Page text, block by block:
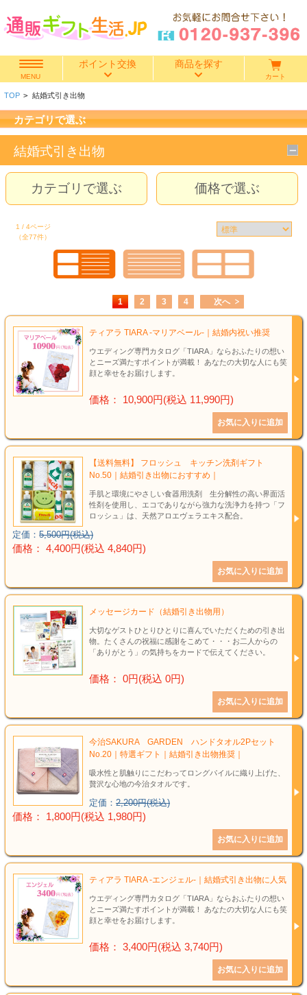
MENU
ポイント交換 商品を探す
快気祝い
香典返し
出産内祝い
結婚内祝い
結婚引き出物
新築祝い
初盆・新盆
プレゼント
長寿のお祝い
各種記念品
カタログ
その他
カート
TOP > 結婚式引き出物
カテゴリで選ぶ
結婚式引き出物
カテゴリで選ぶ 価格で選ぶ
1 / 4ページ
（全77件）
1 2 3 4 次へ
ティアラ TIARA -マリアベール-｜結婚内祝い推奨
ウエディング専門カタログ「TIARA」ならおふたりの想い
とニーズ満たすポイントが満載！ あなたの大切な人にも笑
顔と幸せをお届けします。
価格： 10,900円(税込 11,990円)
【送料無料】 フロッシュ キッチン洗剤ギフト
No.50｜結婚引き出物におすすめ｜
手肌と環境にやさしい食器用洗剤 生分解性の高い界面活
性剤を使用し、エコでありながら強力な洗浄力を持つ「フ
ロッシュ」は、天然アロエヴェラエキス配合。
定価： 5,500円(税込)
価格： 4,400円(税込 4,840円)
メッセージカード（結婚引き出物用）
大切なゲストひとりひとりに喜んでいただくための引き出
物。たくさんの祝福に感謝をこめて・・・お二人からの
「ありがとう」の気持ちをカードで伝えてください。
価格： 0円(税込 0円)
今治SAKURA GARDEN ハンドタオル2Pセット
No.20｜特選ギフト｜結婚引き出物推奨｜
吸水性と肌触りにこだわってロングパイルに織り上げた、
贅沢な心地の今治タオルです。
定価： 2,200円(税込)
価格： 1,800円(税込 1,980円)
ティアラ TIARA -エンジェル-｜結婚式引き出物に人気
ウエディング専門カタログ「TIARA」ならおふたりの想い
とニーズ満たすポイントが満載！ あなたの大切な人にも笑
顔と幸せをお届けします。
価格： 3,400円(税込 3,740円)